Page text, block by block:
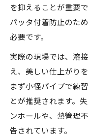
仮止めや治
を決める
ガスシール
丸パイプ溶
高品質なステ
ステンレ
を抑えることが重要
パッタ付着防止のた
必要です。
実際の現場では、溶
え、美しい仕上がり
まず小径パイプで練
とが推奨されます。
ンホールや、熱管理
告されています。